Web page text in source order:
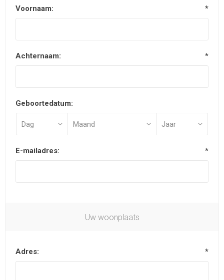
Voornaam: *
Achternaam: *
Geboortedatum:
E-mailadres: *
Uw woonplaats
Adres: *